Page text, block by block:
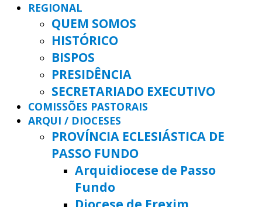
REGIONAL
QUEM SOMOS
HISTÓRICO
BISPOS
PRESIDÊNCIA
SECRETARIADO EXECUTIVO
COMISSÕES PASTORAIS
ARQUI / DIOCESES
PROVÍNCIA ECLESIÁSTICA DE
PASSO FUNDO
Arquidiocese de Passo
Fundo